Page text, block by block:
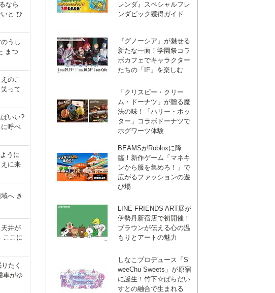
なら
ひ
うし
まつ
のこ
って
いい?
呼べ
うに
に来
へ き
井が
ここに
たく
レンダ』スペシャルフレ
ンダピック獲得ガイド
『グノーシア』が魅せる
新たな一面！学園祭コラ
ボカフェでキャラクター
たちの「IF」を楽しむ
「クリスピー・クリー
ム・ドーナツ」が贈る魔
法の味！「ハリー・ポッ
ター」コラボドーナツで
ホグワーツ体験
BEAMSがRobloxに降
臨！新作ゲーム「マネキ
ンから服を集めろ！」で
広がるファッションの遊
び場
LINE FRIENDS ART展が
伊勢丹新宿店で初開催！
ブラウンが伝える心の温
もりとアートの魅力
しなこプロデュース「S
weeChu Sweets」が原宿
に誕生！竹下☆ぱらだい
すとの融合で生まれる